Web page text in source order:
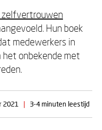
Hun boek
medewerkers in
het onbekende met
2021 | 3-4 minuten leestijd